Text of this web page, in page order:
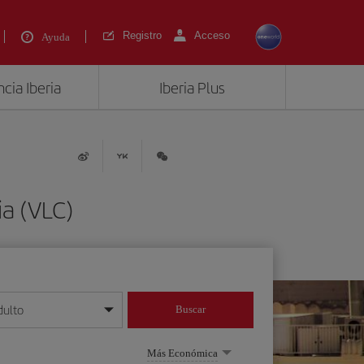
Ayuda Registro Acceso
Iberia Iberia Plus
(VLC)
mes/año
Buscar
Más Económica